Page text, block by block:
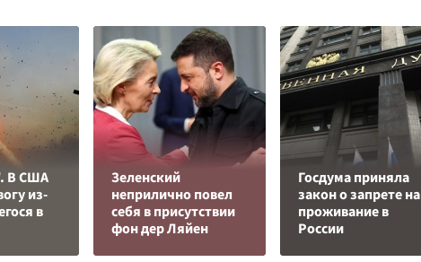
В США
из-
в
Зеленский
неприлично повел
cебя в присутствии
фон дер Ляйен
Госдума приняла
закон о запрете на
проживание в
России